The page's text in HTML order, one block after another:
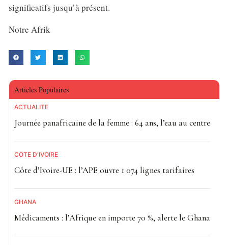
significatifs jusqu’à présent.
Notre Afrik
Articles Populaires
ACTUALITE
Journée panafricaine de la femme : 64 ans, l’eau au centre
CÔTE D'IVOIRE
Côte d’Ivoire-UE : l’APE ouvre 1 074 lignes tarifaires
GHANA
Médicaments : l’Afrique en importe 70 %, alerte le Ghana